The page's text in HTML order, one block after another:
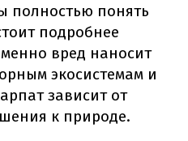
полностью понять
подробнее
вред наносит
экосистемам и
зависит от
к природе.